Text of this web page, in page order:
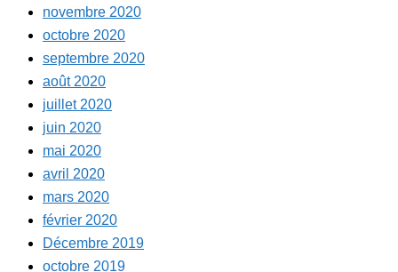
novembre 2020
octobre 2020
septembre 2020
août 2020
juillet 2020
juin 2020
mai 2020
avril 2020
mars 2020
février 2020
Décembre 2019
octobre 2019